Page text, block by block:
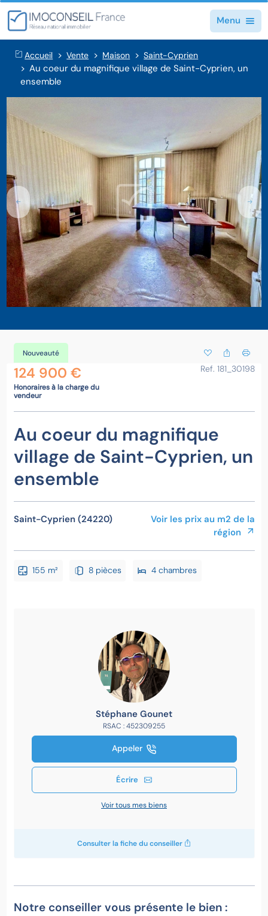
Menu
Accueil Vente Maison Saint-Cyprien
Au coeur du magnifique village de Saint-Cyprien, un
ensemble
Nouveauté
124 900 €
Honoraires à la charge du
vendeur
Ref. 181_30198
Au coeur du magnifique
village de Saint-Cyprien, un
ensemble
Saint-Cyprien (24220)
Voir les prix au m2 de la
région
155 m² 8 pièces 4 chambres
Stéphane Gounet
RSAC : 452309255
Appeler
Écrire
Voir tous mes biens
Consulter la fiche du conseiller
Notre conseiller vous présente le bien :